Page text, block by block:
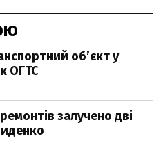
об’єкт у
ОГТС
залучено дві